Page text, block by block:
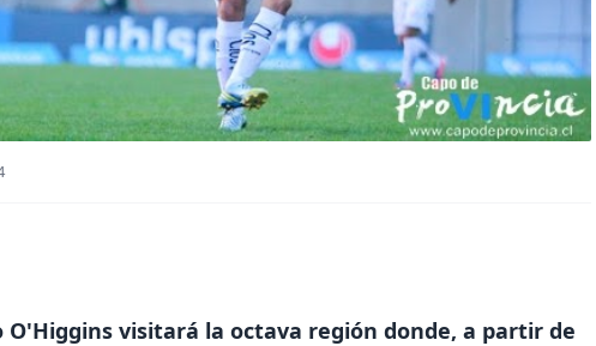
O'Higgins visitará la octava región donde, a partir de